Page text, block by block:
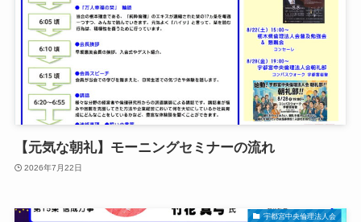
【元気な朝礼】モーニングセミナーの流れ
2026年7月22日
宇都宮中央倫理法人会